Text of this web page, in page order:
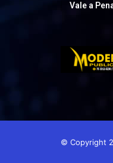
Vale a
© Copyright